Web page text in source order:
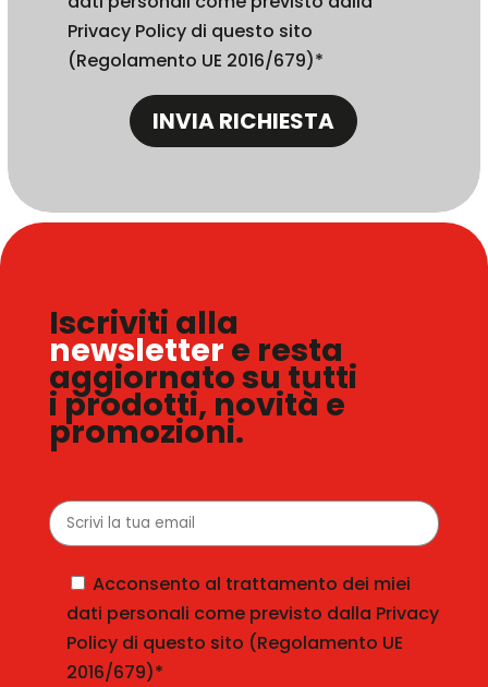
Privacy Policy di questo sito
(Regolamento UE 2016/679)*
INVIA RICHIESTA
Iscriviti alla
newsletter e resta
aggiornato su tutti
i prodotti, novità e
promozioni.
Acconsento al trattamento dei miei
dati personali come previsto dalla Privacy
Policy di questo sito (Regolamento UE
2016/679)*